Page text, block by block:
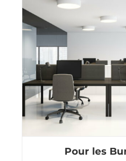
Pour les